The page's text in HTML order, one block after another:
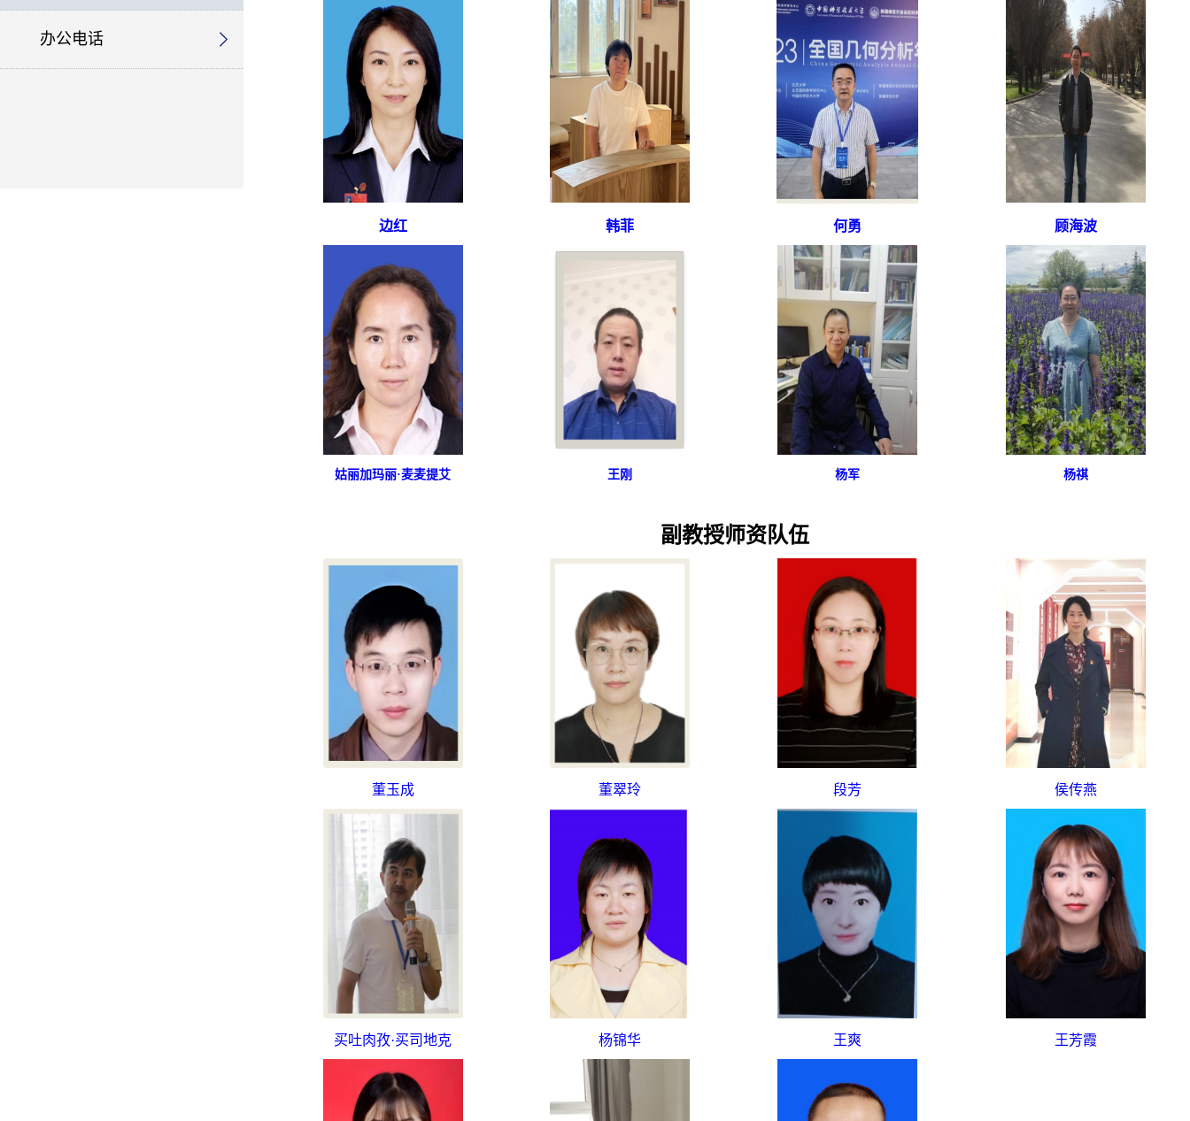
办公电话
边红 韩菲 何勇 顾海波
姑丽加玛丽·麦麦提艾 王刚 杨军 杨祺
副教授师资队伍
董玉成 董翠玲 段芳 侯传燕
买吐肉孜·买司地克 杨锦华 王爽 王芳霞